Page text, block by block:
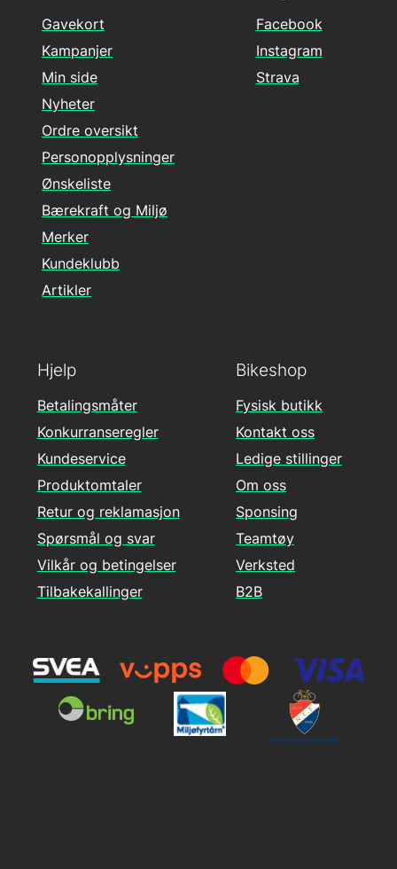
Facebook
Instagram
Strava
Hjelp
Betalingsmåter
Konkurranseregler
Kundeservice
Produktomtaler
Retur og reklamasjon
Spørsmål og svar
Vilkår og betingelser
Tilbakekallinger
Gavekort
Kampanjer
Min side
Nyheter
Ordre oversikt
Personopplysninger
Ønskeliste
Bærekraft og Miljø
Merker
Kundeklubb
Artikler
Bikeshop
Fysisk butikk
Kontakt oss
Ledige stillinger
Om oss
Sponsing
Teamtøy
Verksted
B2B